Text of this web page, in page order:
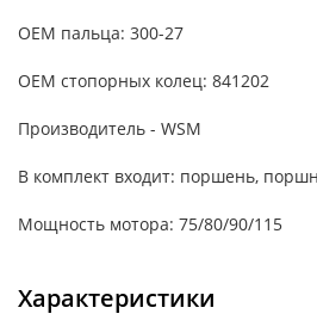
OEM пальца: 300-27
OEM стопорных колец: 841202
Производитель - WSM
В комплект входит: поршень,
Мощность мотора: 75/80/90/115
Характеристики